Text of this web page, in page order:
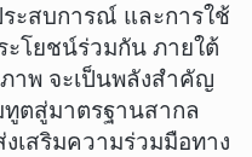
ะสบการณ์ และการใช้
ะโยชน์ร่วมกัน ภายใต้
าพ จะเป็นพลังสำคัญ
ทูตสู่มาตรฐานสากล
เสริมความร่วมมือทาง